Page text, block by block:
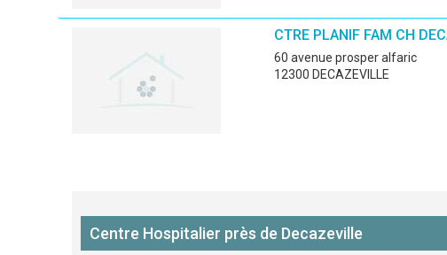
CTRE PLANIF FAM CH
60 avenue prosper alfaric
12300 DECAZEVILLE
Centre Hospitalier près de Decazeville